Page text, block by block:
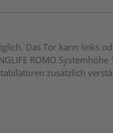
Das Tor kann links
ROMO
zusätzlich